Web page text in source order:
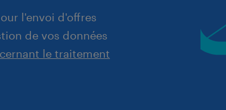
l'envoi d'offres
de vos données
le traitement